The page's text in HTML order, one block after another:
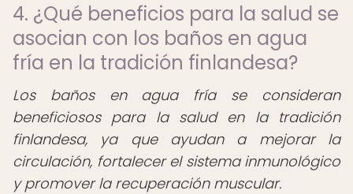
4. ¿Qué beneficios para la salud se
asocian con los baños en agua
fría en la tradición finlandesa?
Los baños en agua fría se consideran
beneficiosos para la salud en la tradición
finlandesa, ya que ayudan a mejorar la
circulación, fortalecer el sistema inmunológico
y promover la recuperación muscular.